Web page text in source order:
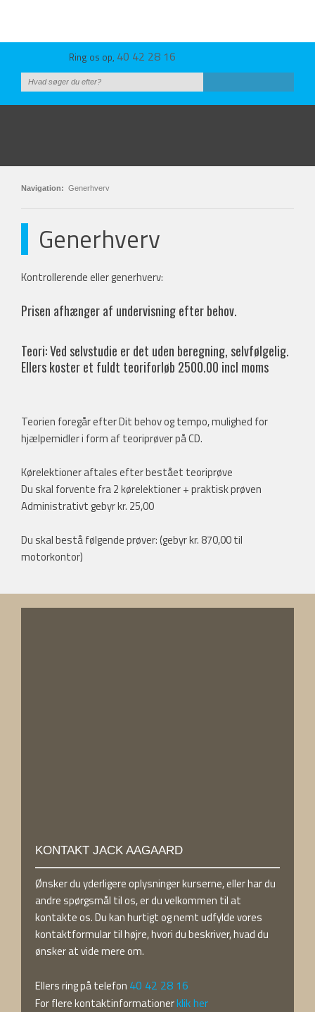
Ring os op, 40 42 28 16
Navigation: Generhverv
Generhverv​
Kontrollerende eller generhverv:
Prisen afhænger af undervisning efter behov.
Teori: Ved selvstudie er det uden beregning, selvfølgelig.
Ellers koster et fuldt teoriforløb 2500.00 incl moms
Teorien foregår efter Dit behov og tempo, mulighed for
hjælpemidler i form af teoriprøver på CD.
Kørelektioner aftales efter bestået teoriprøve
​Du skal forvente fra 2 kørelektioner + praktisk prøven
​Administrativt gebyr kr. 25,00
​Du skal bestå følgende prøver: (gebyr kr. 870,00 til
motorkontor)​
​KONTAKT JACK AAGAARD
Ønsker du yderligere oplysninger kurserne, eller har du
andre spørgsmål til os, er du velkommen til at
kontakte os. Du kan hurtigt og nemt udfylde vores
kontaktformular til højre, hvori du beskriver, hvad du
ønsker at vide mere om.
Ellers ​ring på telefon 40 42 28 16
For flere kontaktinformationerklik her